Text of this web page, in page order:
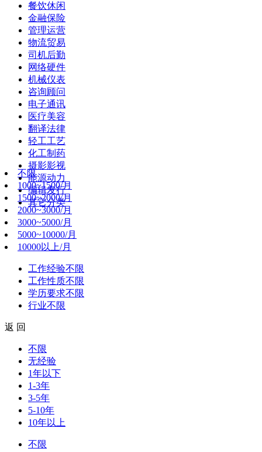
餐饮休闲
金融保险
管理运营
物流贸易
司机后勤
网络硬件
机械仪表
咨询顾问
电子通讯
医疗美容
翻译法律
轻工工艺
化工制药
摄影影视
能源动力
编辑发行
其它分类
不限
1000~1500/月
1500~2000/月
2000~3000/月
3000~5000/月
5000~10000/月
10000以上/月
工作经验不限
工作性质不限
学历要求不限
行业不限
返 回
不限
无经验
1年以下
1-3年
3-5年
5-10年
10年以上
不限